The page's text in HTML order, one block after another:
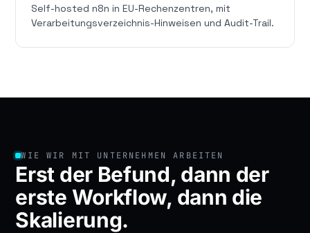
Self-hosted n8n in EU-Rechenzentren, mit
Verarbeitungsverzeichnis-Hinweisen und Audit-Trail.
WIE WIR MIT UNTERNEHMEN ARBEITEN
Erst der Befund, dann der
erste Workflow, dann die
Skalierung.